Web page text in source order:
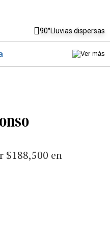
90°Lluvias dispersas
$188,500 en